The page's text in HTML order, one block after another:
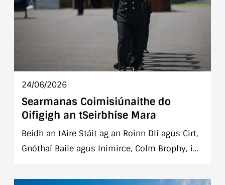
24/06/2026
Searmanas Coimisiúnaithe do
Oifigigh an tSeirbhíse Mara
Beidh an tAire Stáit ag an Roinn Dlí agus Cirt,
Gnóthaí Baile agus Inimirce, Colm Brophy, i
Seirbhís Náisiúnta i mBunáit Míleata Mara,